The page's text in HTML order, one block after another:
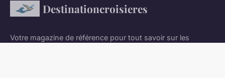
Destinationcroisieres
Votre magazine de référence pour tout savoir sur les